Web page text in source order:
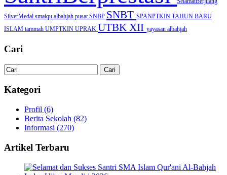
SilverMedal smaiqu albahjah pusatSNBP SNBT SPANPTKIN TAHUN BARU
ISLAM tammah UMPTKIN UPRAK UTBK XII yayasan albahjah
Cari
Kategori
Profil (6)
Berita Sekolah (82)
Informasi (270)
Artikel Terbaru